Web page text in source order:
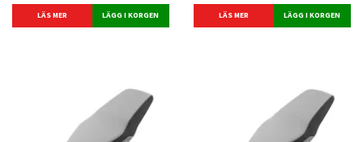
LÄS MER LÄS MER